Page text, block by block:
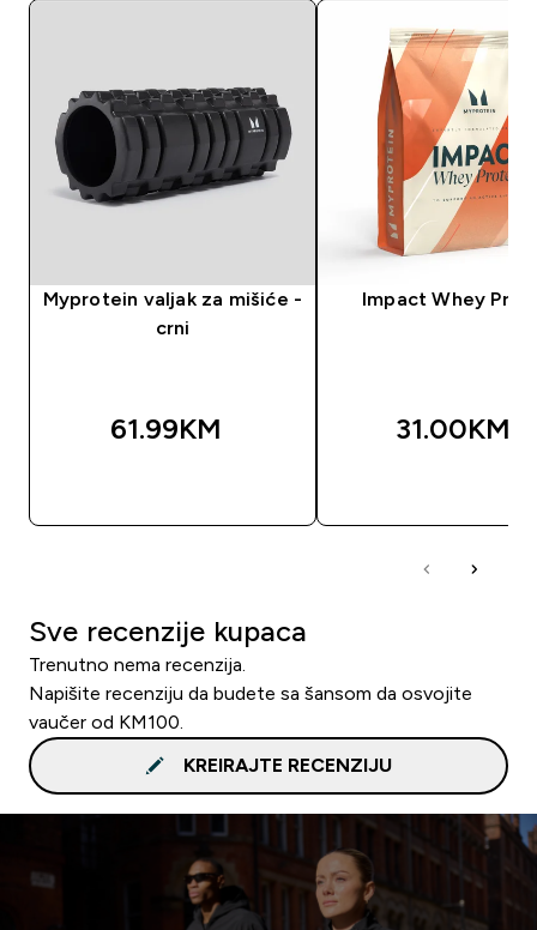
Myprotein valjak za mišiće -
crni
61.99KM‎
Impact Whey
31.00KM‎
Sve recenzije kupaca
Trenutno nema recenzija.
Napišite recenziju da budete sa šansom da osvojite
vaučer od KM100.
KREIRAJTE RECENZIJU